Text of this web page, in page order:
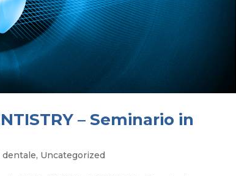
– Seminario in
, Uncategorized